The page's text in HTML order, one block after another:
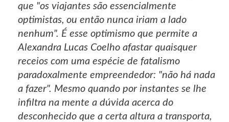
que "os viajantes são essencialmente
optimistas, ou então nunca iriam a lado
nenhum". É esse optimismo que permite a
Alexandra Lucas Coelho afastar quaisquer
receios com uma espécie de fatalismo
paradoxalmente empreendedor: "não há nada
a fazer". Mesmo quando por instantes se lhe
infiltra na mente a dúvida acerca do
desconhecido que a certa altura a transporta,